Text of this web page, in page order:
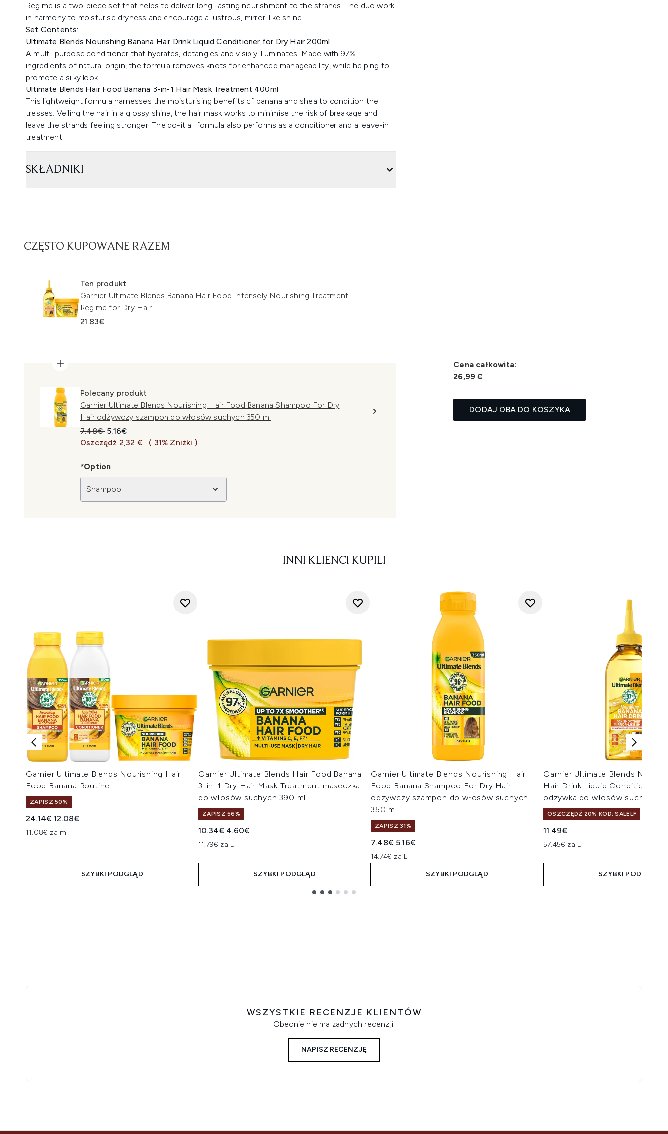
Regime is a two-piece set that helps to deliver long-lasting nourishment to the strands. The duo work
in harmony to moisturise dryness and encourage a lustrous, mirror-like shine.
Set Contents:
Ultimate Blends Nourishing Banana Hair Drink Liquid Conditioner for Dry Hair 200ml
A multi-purpose conditioner that hydrates, detangles and visibly illuminates. Made with 97%
ingredients of natural origin, the formula removes knots for enhanced manageability, while helping to
promote a silky look.
Ultimate Blends Hair Food Banana 3-in-1 Hair Mask Treatment 400ml
This lightweight formula harnesses the moisturising benefits of banana and shea to condition the
tresses. Veiling the hair in a glossy shine, the hair mask works to minimise the risk of breakage and
leave the strands feeling stronger. The do-it all formula also performs as a conditioner and a leave-in
treatment.
SKŁADNIKI
CZĘSTO KUPOWANE RAZEM
Ten produkt
Garnier Ultimate Blends Banana Hair Food Intensely Nourishing Treatment
Regime for Dry Hair
21.83€
Polecany produkt
Garnier Ultimate Blends Nourishing Hair Food Banana Shampoo For Dry
Hair odżywczy szampon do włosów suchych 350 ml
Sugerowana cena detaliczna:
7.48€ Aktualna cena:
5.16€
Oszczędź 2,32 €
( 31% Zniżki )
*Option
Shampoo
Cena całkowita:
26,99 €
DODAJ OBA DO KOSZYKA
INNI KLIENCI KUPILI
Garnier Ultimate Blends Nourishing Hair
Food Banana Routine
ZAPISZ 50%
Sugerowana cena detaliczna:
24.14€Aktualna cena:
12.08€
11.08€ za ml
SZYBKI PODGLĄD
Garnier Ultimate Blends Hair Food Banana
3-in-1 Dry Hair Mask Treatment maseczka
do włosów suchych 390 ml
ZAPISZ 56%
Sugerowana cena detaliczna:
10.34€ Aktualna cena:
4.60€
11.79€ za L
SZYBKI PODGLĄD
Garnier Ultimate Blends Nourishing Hair
Food Banana Shampoo For Dry Hair
odżywczy szampon do włosów suchych
350 ml
ZAPISZ 31%
Sugerowana cena detaliczna:
7.48€ Aktualna cena:
5.16€
14.74€ za L
SZYBKI PODGLĄD
Garnier Ultimate Blends
Hair Drink Liquid Conditioner
odżywka do włosów suchych
OSZCZĘDŹ 20% KOD: SALELF
11.49€
57.45€ za L
SZYBKI PODGLĄD
WSZYSTKIE RECENZJE KLIENTÓW
Obecnie nie ma żadnych recenzji.
NAPISZ RECENZJĘ